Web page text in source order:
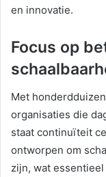
en innovatie.
Focus op
Met
organisaties die
staat continuïteit
ontworpen om
zijn, wat